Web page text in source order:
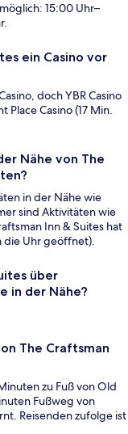
15:00 Uhr–
ein Casino vor
doch YBR Casino
Place Casino (17 Min.
Nähe von The
in der Nähe wie
sind Aktivitäten wie
Inn & Suites hat
die Uhr geöffnet).
über
in der Nähe?
The Craftsman
zu Fuß von Old
Fußweg von
Reisenden zufolge ist